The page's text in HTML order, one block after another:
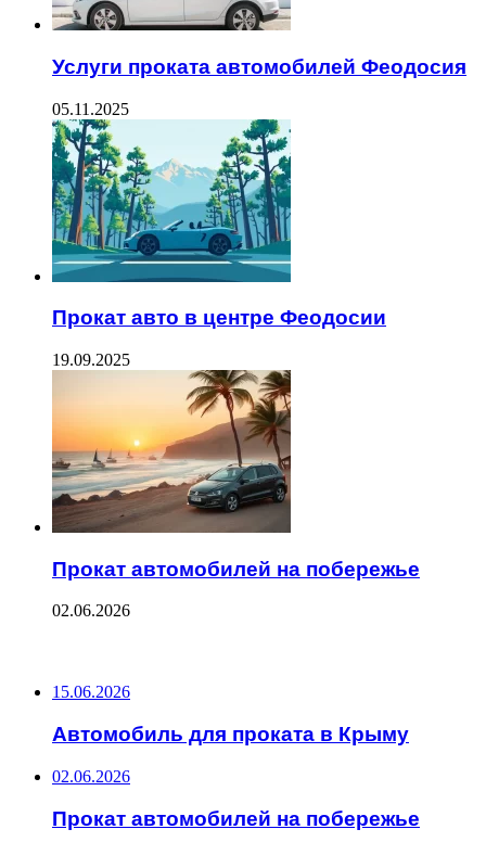
Услуги проката автомобилей Феодосия
05.11.2025
Прокат авто в центре Феодосии
19.09.2025
Прокат автомобилей на побережье
02.06.2026
15.06.2026
Автомобиль для проката в Крыму
02.06.2026
Прокат автомобилей на побережье